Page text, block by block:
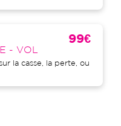
- VOL
99€
la casse, la perte, ou